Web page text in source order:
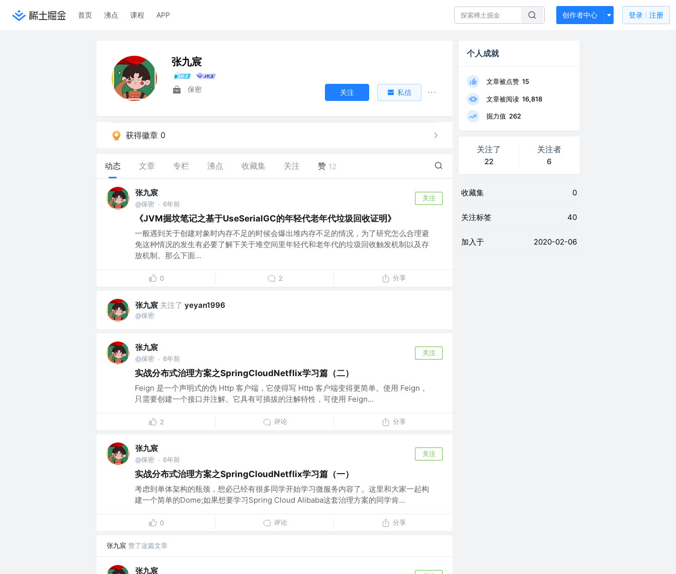
首页 沸点 课程 APP 创作者中心 登录 注册
张九宸
保密 关注 私信
获得徽章 0
动态 文章 专栏 沸点 收藏集 关注 赞 12
张九宸
@保密 · 6年前
关注
《JVM掘坟笔记之基于UseSerialGC的年轻代老年代垃圾回收证明》
一般遇到关于创建对象时内存不足的时候会爆出堆内存不足的情况，为了研究怎么合理避
免这种情况的发生有必要了解下关于堆空间里年轻代和老年代的垃圾回收触发机制以及存
放机制。那么下面...
0 2 分享
张九宸 关注了 yeyan1996
@保密
张九宸
@保密 · 6年前
关注
实战分布式治理方案之SpringCloudNetflix学习篇（二）
Feign 是一个声明式的伪 Http 客户端，它使得写 Http 客户端变得更简单。使用 Feign，
只需要创建一个接口并注解。它具有可插拔的注解特性，可使用 Feign...
2 评论 分享
张九宸
@保密 · 6年前
关注
实战分布式治理方案之SpringCloudNetflix学习篇（一）
考虑到单体架构的瓶颈，想必已经有很多同学开始学习微服务内容了。这里和大家一起构
建一个简单的Dome;如果想要学习Spring Cloud Alibaba这套治理方案的同学肯...
0 评论 分享
张九宸 赞了这篇文章
张九宸
个人成就
文章被点赞 15
文章被阅读 16,818
掘力值 262
关注了
22
关注者
6
收藏集 0
关注标签 40
加入于 2020-02-06